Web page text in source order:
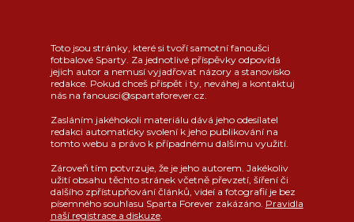
Toto jsou stránky, které si tvoří samotní fanoušci
fotbalové Sparty. Za jednotlivé příspěvky odpovídá
jejich autor a nemusí vyjadřovat názory a stanovisko
redakce. Pokud chceš přispět i ty, neváhej a kontaktuj
nás na fanousci@spartaforever.cz.
Zasláním jakéhokoli materiálu dává jeho odesílatel
redakci automaticky svolení k jeho publikování na
tomto webu a právo k případnému dalšímu využití.
Zároveň tím potvrzuje, že je jeho autorem. Jakékoliv
užití obsahu těchto stránek včetně převzetí, šíření či
dalšího zpřístupňování článků, videí a fotografií je bez
písemného souhlasu Sparta Forever zakázáno. Pravidla
naší registrace a diskuze.